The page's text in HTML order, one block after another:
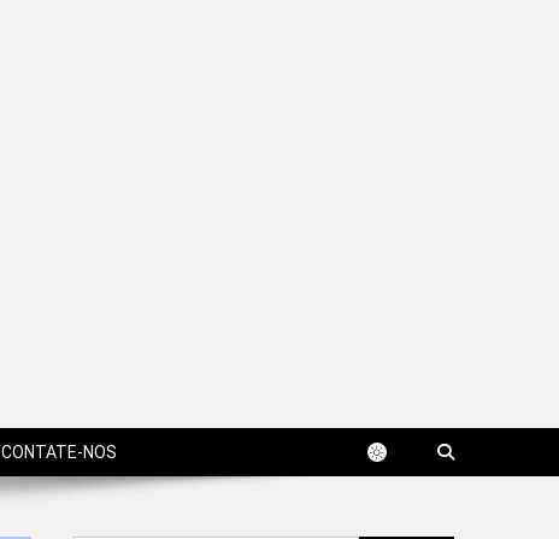
CONTATE-NOS